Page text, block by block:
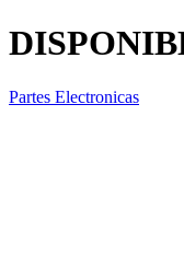
Partes Electronicas